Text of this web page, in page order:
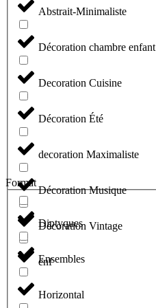
Abstrait-Minimaliste
Décoration chambre enfant
Decoration Cuisine
Décoration Été
decoration Maximaliste
Décoration Musique
Décoration Vintage
enf
Format
Diptyques
Ensembles
Horizontal